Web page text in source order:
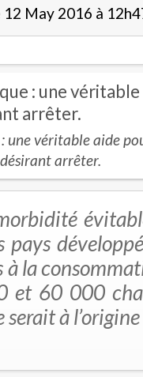
12 May 2016 à
une véritable aide
désirant arrêter.
à la
et 60 000
à